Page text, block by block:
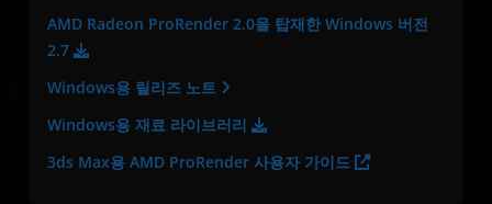
AMD Radeon ProRender 2.0을 탑재한 Windows 버전
2.7
Windows용 릴리즈 노트
Windows용 재료 라이브러리
3ds Max용 AMD ProRender 사용자 가이드